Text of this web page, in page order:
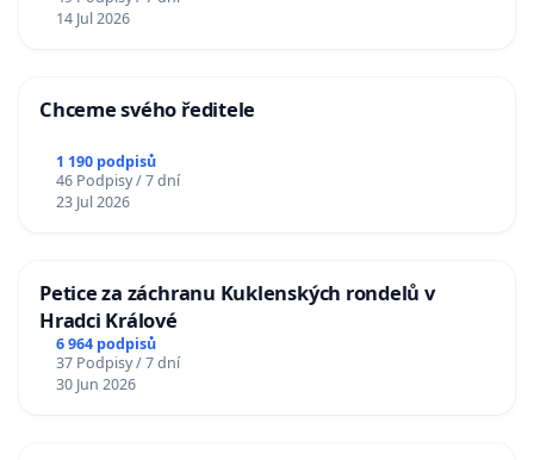
14 Jul 2026
Chceme svého ředitele
1 190 podpisů
46 Podpisy / 7 dní
23 Jul 2026
Petice za záchranu Kuklenských rondelů v
Hradci Králové
6 964 podpisů
37 Podpisy / 7 dní
30 Jun 2026